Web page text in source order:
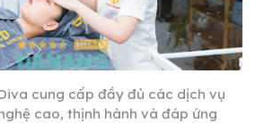
cung cấp đầy đủ các dịch vụ
cao, thịnh hành và đáp ứng